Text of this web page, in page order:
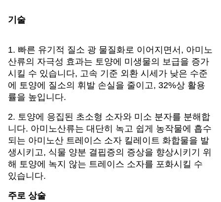
기술
1. 빠른 유기적 질소 광 물질화로 이어지면서, 아미노
산류의 자극성 효과는 토양에 미생물의 보급을 증가
시킬 수 있습니다, 고속 기준 외환 시세가 낮은 수준
에 토양에 질소의 휘발 손실을 줄이고, 32%상 활용
률을 높입니다.
2. 토양에 응집된 초소형 소자와 미소 분자를 분해합
니다. 아미노산류는 대단히 녹고 쉽게 농작물에 흡수
되는 아미노산 트레이스 소자 킬레이트 화합물을 발
생시키고, 식물 양분 결핍증의 증상을 향상시키기 위
해 토양에 녹지 않는 트레이스 소자를 포화시킬 수
있습니다.
주로 상술